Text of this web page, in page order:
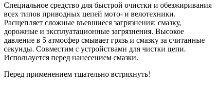
Специальное средство для быстрой очистки и обезжиривания
всех типов приводных цепей мото- и велотехники.
Расщепляет сложные въевшиеся загрязнения: смазку,
дорожные и эксплуатационные загрязнения. Высокое
давление в 5 атмосфер смывает грязь и смазку за считанные
секунды. Совместим с устройствами для чистки цепи.
Используется перед нанесением смазки.
Перед применением тщательно встряхнуть!